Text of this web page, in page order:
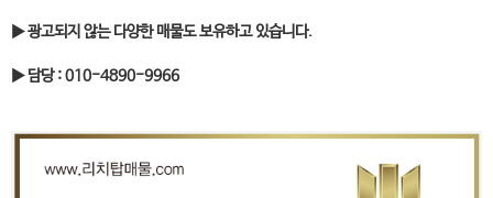
▶ 광고되지 않는 다양한 매물도 보유하고 있습니다.
▶ 담당 : 010-4890-9966